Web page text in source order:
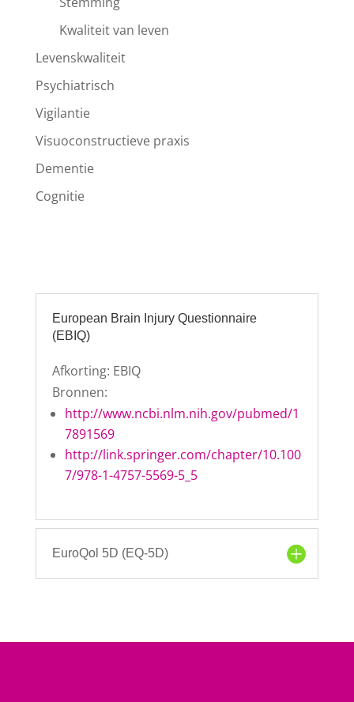
Kwaliteit van leven
Levenskwaliteit
Psychiatrisch
Vigilantie
Visuoconstructieve praxis
Dementie
Cognitie
European Brain Injury Questionnaire
(EBIQ)
Afkorting: EBIQ
Bronnen:
http://www.ncbi.nlm.nih.gov/pubmed/1
7891569
http://link.springer.com/chapter/10.100
7/978-1-4757-5569-5_5
EuroQol 5D (EQ-5D)